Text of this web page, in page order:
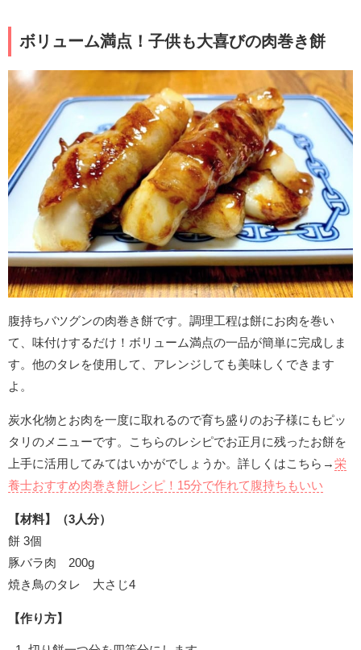
ボリューム満点！子供も大喜びの肉巻き餅
腹持ちバツグンの肉巻き餅です。調理工程は餅にお肉を巻い
て、味付けするだけ！ボリューム満点の一品が簡単に完成しま
す。他のタレを使用して、アレンジしても美味しくできます
よ。
炭水化物とお肉を一度に取れるので育ち盛りのお子様にもピッ
タリのメニューです。こちらのレシピでお正月に残ったお餅を
上手に活用してみてはいかがでしょうか。詳しくはこちら→栄
養士おすすめ肉巻き餅レシピ！15分で作れて腹持ちもいい
【材料】（3人分）
餅 3個
豚バラ肉 200g
焼き鳥のタレ 大さじ4
【作り方】